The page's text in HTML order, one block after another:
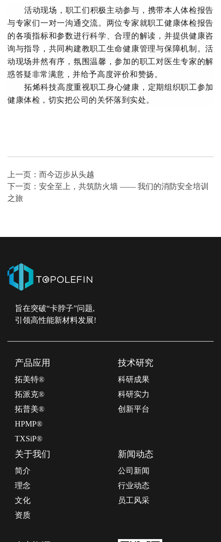
活动现场，职工们积极主动参与，携带本人体检报告
与专家们一对一沟通交流。两位专家就职工健康体检报告
的各项指标和参数进行科学、合理的解读，并提供健康咨
询与指导，共同构建教职工生命健康管理与保障机制。活
动现场井然有序，氛围温馨，参加的职工对医生专家的解
惑答疑非常满意，并给予高度评价和赞扬。
拓烯科技高度重视职工身心健康，定期组织职工参加
健康体检，切实把公司 的关怀落到实处。
上一页： 而今迈步从头越
下一页： 安全至上，共筑防火墙 —— 我们的消防安全培训
之旅
旨在突破“卡脖子”问题,
引领高性能新材料发展!
产品应用
拓美特®
拓派克®
拓普美®
HPMP®
TXSiP®
技术研究
科研成果
科研实力
创新平台
关于我们
简介
理念
文化
资质
新闻动态
公司新闻
行业动态
员工风采